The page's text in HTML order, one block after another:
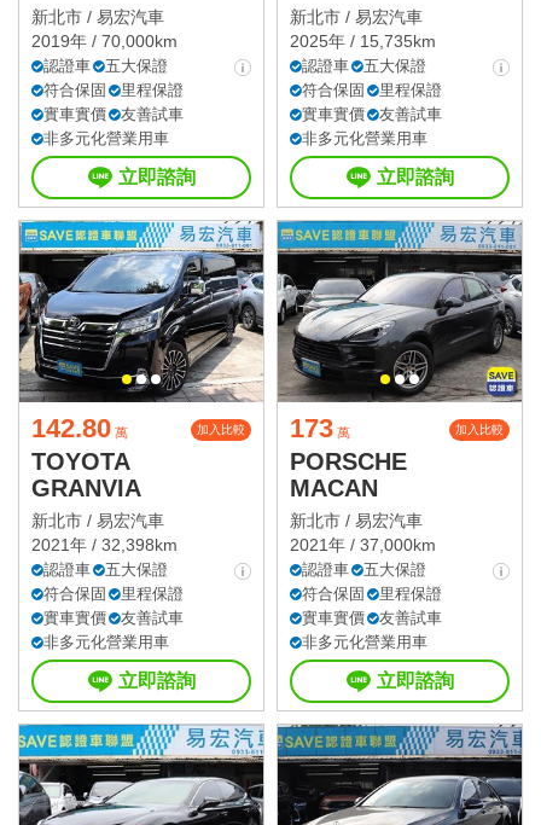
新北市 / 易宏汽車
2019年 / 70,000km
認證車
五大保證
符合保固
里程保證
實車實價
友善試車
非多元化營業用車
立即諮詢
新北市 / 易宏汽車
2025年 / 15,735km
認證車
五大保證
符合保固
里程保證
實車實價
友善試車
非多元化營業用車
立即諮詢
142.80 萬 加入比較
TOYOTA
GRANVIA
新北市 / 易宏汽車
2021年 / 32,398km
認證車
五大保證
符合保固
里程保證
實車實價
友善試車
非多元化營業用車
立即諮詢
173 萬 加入比較
PORSCHE
MACAN
新北市 / 易宏汽車
2021年 / 37,000km
認證車
五大保證
符合保固
里程保證
實車實價
友善試車
非多元化營業用車
立即諮詢